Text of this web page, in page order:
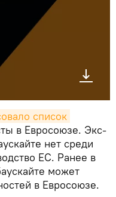
список
в Евросоюзе. Экс-
нет среди
ЕС. Ранее в
может
в Евросоюзе.